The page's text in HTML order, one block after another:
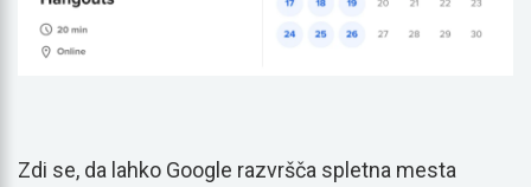
Zdi se, da lahko Google razvršča spletna mesta